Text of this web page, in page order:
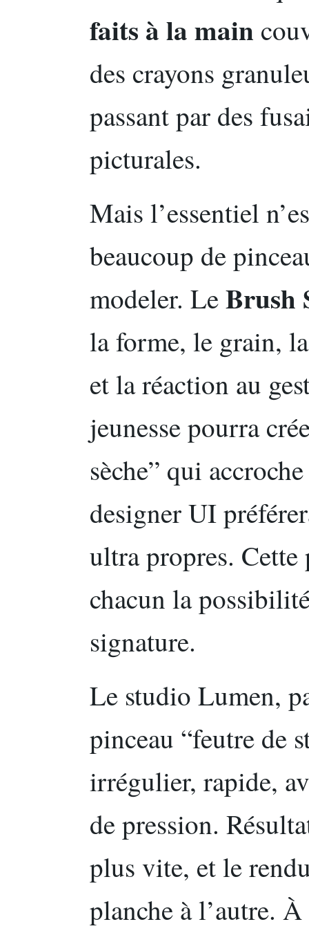
faits à la main
des crayons
passant par des
picturales.
Mais l’essentiel
beaucoup de
modeler. LeBrush
la forme, le grain,
et la réaction au
jeunesse pourra
sèche” qui
designer UI
ultra propres.
chacun la
signature.
Le studio Lumen,
pinceau “feutre de
irrégulier, rapide,
de pression.
plus vite, et le
planche à l’autre.